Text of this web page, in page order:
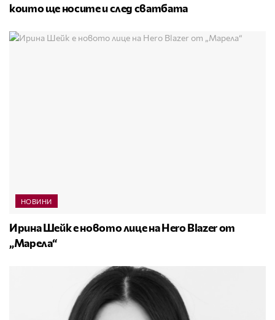
които ще носите и след сватбата
НОВИНИ
Ирина Шейк е новото лице на Hero Blazer от
„Марела“